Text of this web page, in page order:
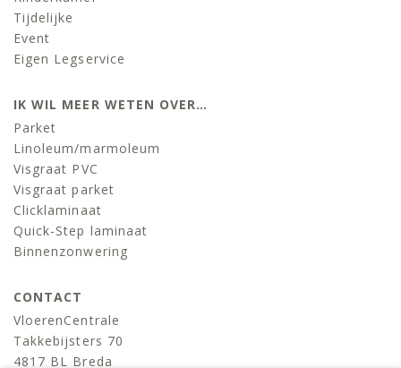
Tijdelijke
Event
Eigen Legservice
IK WIL MEER WETEN OVER…
Parket
Linoleum/marmoleum
Visgraat PVC
Visgraat parket
Clicklaminaat
Quick-Step laminaat
Binnenzonwering
CONTACT
VloerenCentrale
Takkebijsters 70
4817 BL Breda